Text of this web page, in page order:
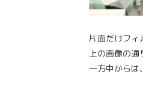
片面だけフィ
上の画像の
一方中からは